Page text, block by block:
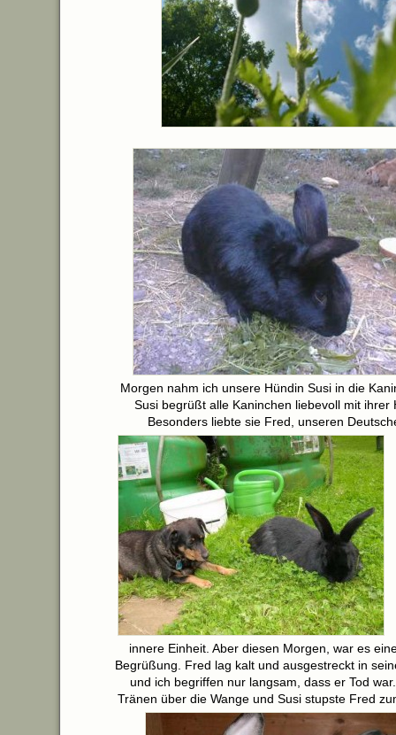
Morgen nahm ich unsere Hündin Susi in die
Susi begrüßt alle Kaninchen liebevoll mit ihrer
Besonders liebte sie Fred, unseren
innere Einheit. Aber diesen Morgen, war es
Begrüßung. Fred lag kalt und ausgestreckt in
und ich begriffen nur langsam, dass er Tod
Tränen über die Wange und Susi stupste Fred